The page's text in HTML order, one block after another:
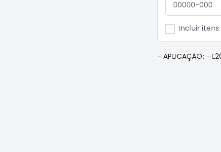
Incluir
- APLICAÇÃO: -